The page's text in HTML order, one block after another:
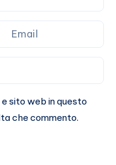
e sito web in questo
che commento.